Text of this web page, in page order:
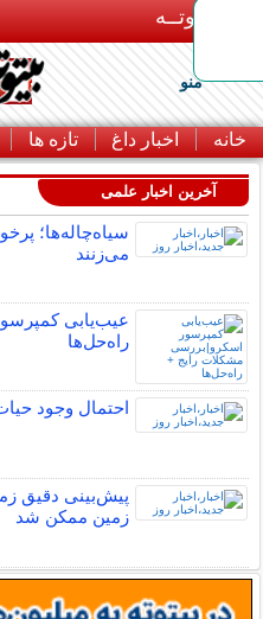
بـیتوتــه
منو
خانه اخبار داغ تازه ها
آخرین اخبار علمی
سیاه‌چاله‌ها؛
می‌زنند
عیب‌یابی
راه‌حل‌ها
احتمال وجود
پیش‌بینی دقیق
زمین ممکن شد